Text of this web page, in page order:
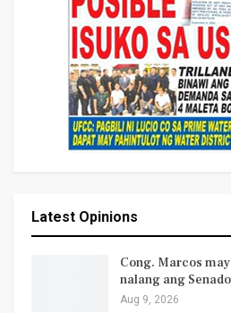
Latest Opinions
Cong. Marcos
nalang ang Senado
Aug 9, 2026